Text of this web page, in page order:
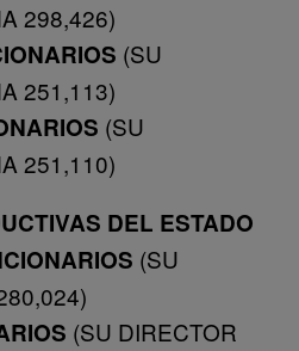
298,426)
(SU
251,113)
(SU
251,110)
DEL ESTADO
(SU
(SU DIRECTOR